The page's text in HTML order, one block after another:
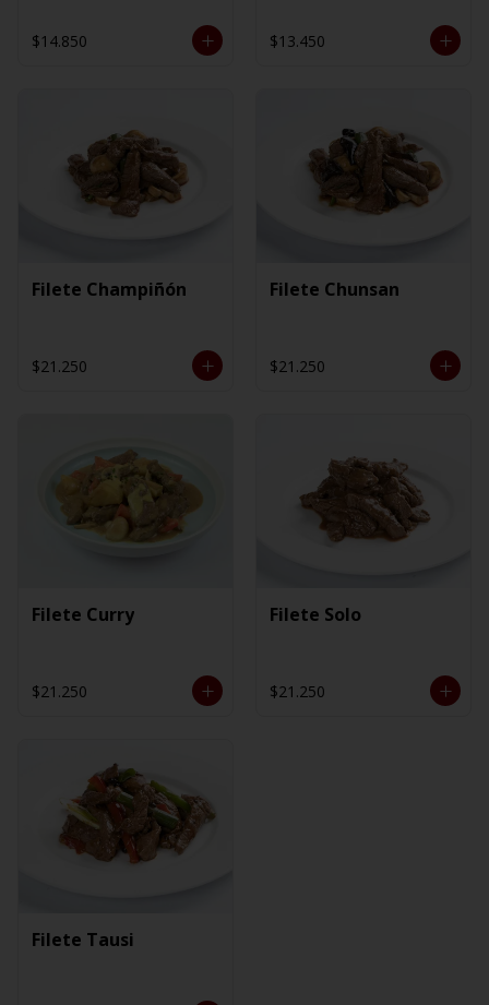
$14.850 $13.450
Filete Champiñón
$21.250
Filete Chunsan
$21.250
Filete Curry
$21.250
Filete Solo
$21.250
Filete Tausi